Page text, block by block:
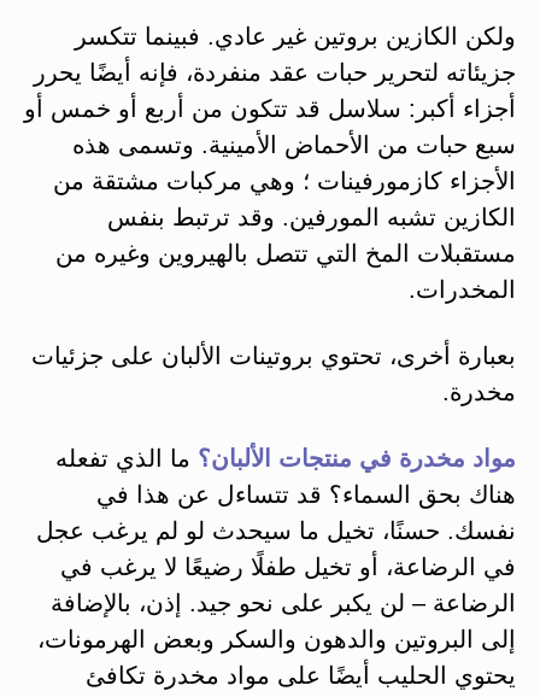
ولكن الكازين بروتين غير عادي. فبينما تتكسر
جزيئاته لتحرير حبات عقد منفردة، فإنه أيضًا يحرر
أجزاء أكبر: سلاسل قد تتكون من أربع أو خمس أو
سبع حبات من الأحماض الأمينية. وتسمى هذه
الأجزاء كازمورفينات ؛ وهي مركبات مشتقة من
الكازين تشبه المورفين. وقد ترتبط بنفس
مستقبلات المخ التي تتصل بالهيروين وغيره من
المخدرات.
بعبارة أخرى، تحتوي بروتينات الألبان على جزئيات
مخدرة.
مواد مخدرة في منتجات الألبان؟ ما الذي تفعله
هناك بحق السماء؟ قد تتساءل عن هذا في
نفسك. حسنًا، تخيل ما سيحدث لو لم يرغب عجل
في الرضاعة، أو تخيل طفلًا رضيعًا لا يرغب في
الرضاعة – لن يكبر على نحو جيد. إذن، بالإضافة
إلى البروتين والدهون والسكر وبعض الهرمونات،
يحتوي الحليب أيضًا على مواد مخدرة تكافئ